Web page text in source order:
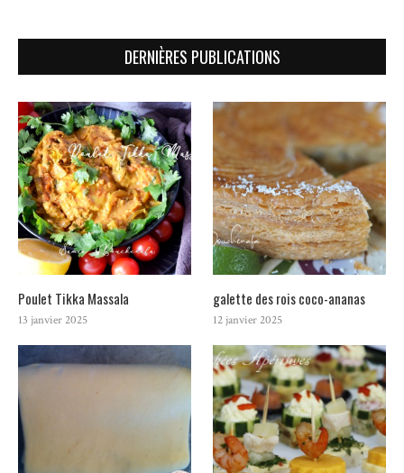
DERNIÈRES PUBLICATIONS
Poulet Tikka Massala
13 janvier 2025
galette des rois coco-ananas
12 janvier 2025